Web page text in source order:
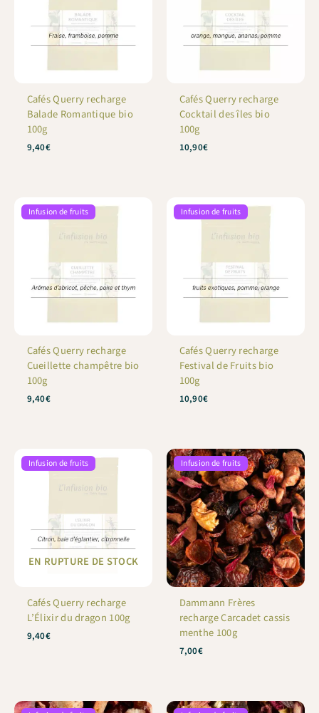
Cafés Querry recharge
Balade Romantique bio
100g
9,40€
Cafés Querry recharge
Cocktail des îles bio
100g
10,90€
Infusion de fruits
Cafés Querry recharge
Cueillette champêtre bio
100g
9,40€
Infusion de fruits
Cafés Querry recharge
Festival de Fruits bio
100g
10,90€
EN RUPTURE DE STOCK
Infusion de fruits
Cafés Querry recharge
L’Élixir du dragon 100g
9,40€
Infusion de fruits
Dammann Frères
recharge Carcadet cassis
menthe 100g
7,00€